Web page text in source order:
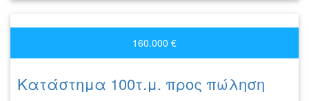
160.000 €
Κατάστημα 100τ.μ. προς πώληση